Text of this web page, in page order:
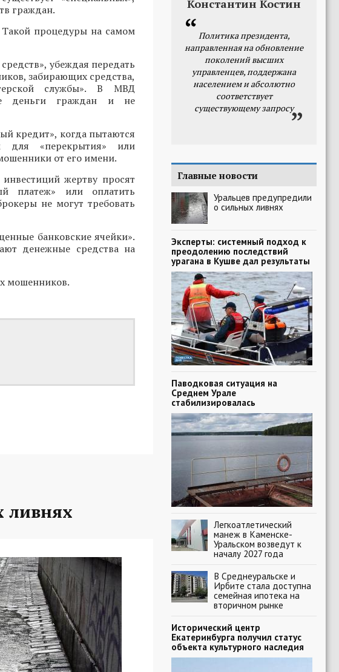
граждан.
процедуры на самом
убеждая передать
забирающих средства,
службы». В МВД
деньги граждан и не
кредит», когда пытаются
для «перекрытия» или
от его имени.
жертву просят
платеж» или оплатить
не могут требовать
банковские ячейки».
денежные средства на
мошенников.
ливнях
Константин Костин
Политика президента,
направленная на обновление
поколений высших
управленцев, поддержана
населением и абсолютно
соответствует
существующему запросу
Главные новости
Уральцев предупредили
о сильных ливнях
Эксперты: системный подход к
преодолению последствий
урагана в Кушве дал результаты
Паводковая ситуация на
Среднем Урале
стабилизировалась
Легкоатлетический
манеж в Каменске-
Уральском возведут к
началу 2027 года
В Среднеуральске и
Ирбите стала доступна
семейная ипотека на
вторичном рынке
Исторический центр
Екатеринбурга получил статус
объекта культурного наследия